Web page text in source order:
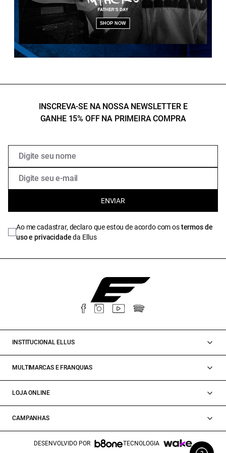
SHOP NOW
INSCREVA-SE NA NOSSA NEWSLETTER E
GANHE 15% OFF NA PRIMEIRA COMPRA
ENVIAR
Ao me cadastrar, declaro que estou de acordo com ostermos de
uso e privacidadeda Ellus
INSTITUCIONAL ELLUS
MULTIMARCAS E FRANQUIAS
LOJA ONLINE
CAMPANHAS
DESENVOLVIDO POR TECNOLOGIA